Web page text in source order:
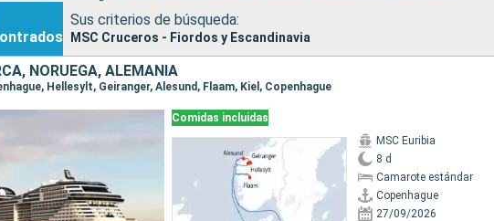
Sus criterios de búsqueda:
MSC Cruceros - Fiordos y Escandinavia
NORUEGA, ALEMANIA
Hellesylt, Geiranger, Alesund, Flaam, Kiel, Copenhague
Comidas incluidas
MSC Euribia
8 d
Camarote estándar
Copenhague
27/09/2026